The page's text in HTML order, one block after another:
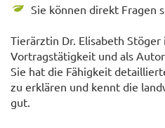
Sie können direkt Fragen
Tierärztin Dr. Elisabeth
Vortragstätigkeit und als
Sie hat die Fähigkeit
zu erklären und kennt die
gut.